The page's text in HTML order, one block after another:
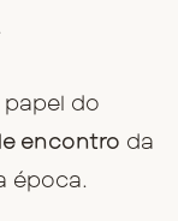
do
encontro da
época.